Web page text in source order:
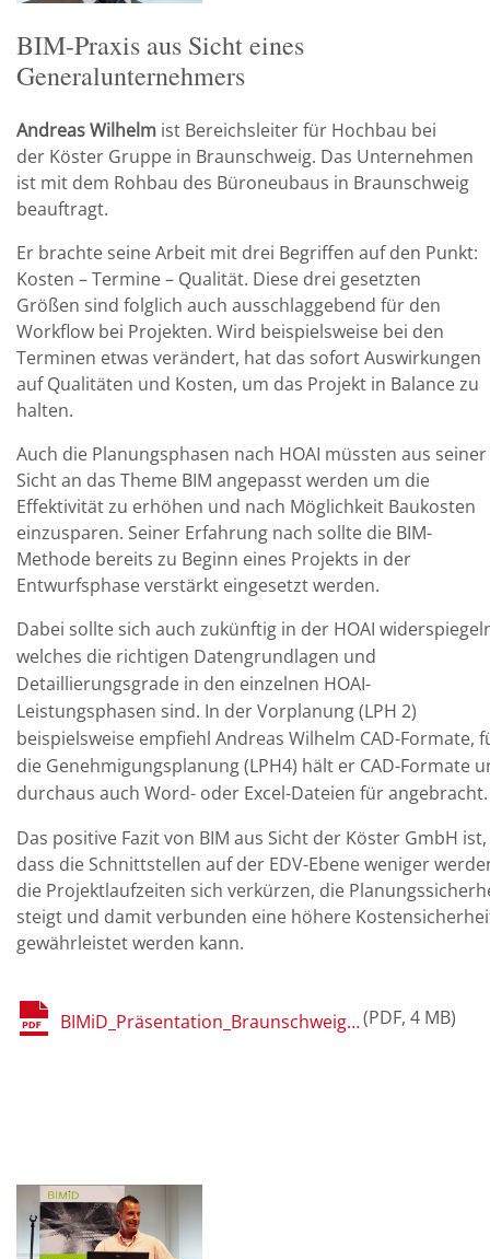
BIM-Praxis aus Sicht eines
Generalunternehmers
Andreas Wilhelm ist Bereichsleiter für Hochbau bei
der Köster Gruppe in Braunschweig. Das Unternehmen
ist mit dem Rohbau des Büroneubaus in Braunschweig
beauftragt.
Er brachte seine Arbeit mit drei Begriffen auf den Punkt:
Kosten – Termine – Qualität. Diese drei gesetzten
Größen sind folglich auch ausschlaggebend für den
Workflow bei Projekten. Wird beispielsweise bei den
Terminen etwas verändert, hat das sofort Auswirkungen
auf Qualitäten und Kosten, um das Projekt in Balance zu
halten.
Auch die Planungsphasen nach HOAI müssten aus seiner
Sicht an das Theme BIM angepasst werden um die
Effektivität zu erhöhen und nach Möglichkeit Baukosten
einzusparen. Seiner Erfahrung nach sollte die BIM-
Methode bereits zu Beginn eines Projekts in der
Entwurfsphase verstärkt eingesetzt werden.
Dabei sollte sich auch zukünftig in der HOAI
welches die richtigen Datengrundlagen und
Detaillierungsgrade in den einzelnen HOAI-
Leistungsphasen sind. In der Vorplanung (LPH 2)
beispielsweise empfiehl Andreas Wilhelm CAD-Formate,
die Genehmigungsplanung (LPH4) hält er CAD-Formate
durchaus auch Word- oder Excel-Dateien für angebracht.
Das positive Fazit von BIM aus Sicht der Köster GmbH ist,
dass die Schnittstellen auf der EDV-Ebene weniger
die Projektlaufzeiten sich verkürzen, die
steigt und damit verbunden eine höhere
gewährleistet werden kann.
BIMiD_Präsentation_Braunschweig_Wilhelm_Generalplanersicht.pdf PDF 4 MB